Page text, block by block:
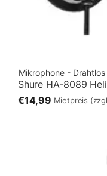
Mikrophone - Drahtlos
Shure HA-8089
€14,99 Mietpreis